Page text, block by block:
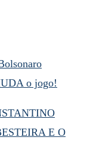
o jogo!
E O